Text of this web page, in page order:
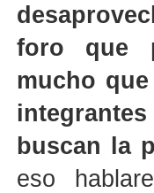
foro que
mucho
buscan la
eso